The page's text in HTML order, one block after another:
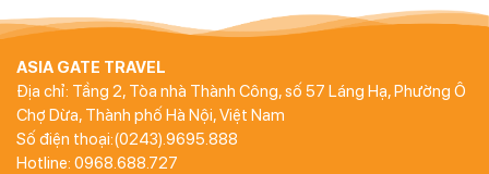
ASIA GATE TRAVEL
Địa chỉ: Tầng 2, Tòa nhà Thành Công, số 57 Láng Hạ, Phường Ô
Chợ Dừa, Thành phố Hà Nội, Việt Nam
Số điện thoại:(0243).9695.888
Hotline: 0968.688.727